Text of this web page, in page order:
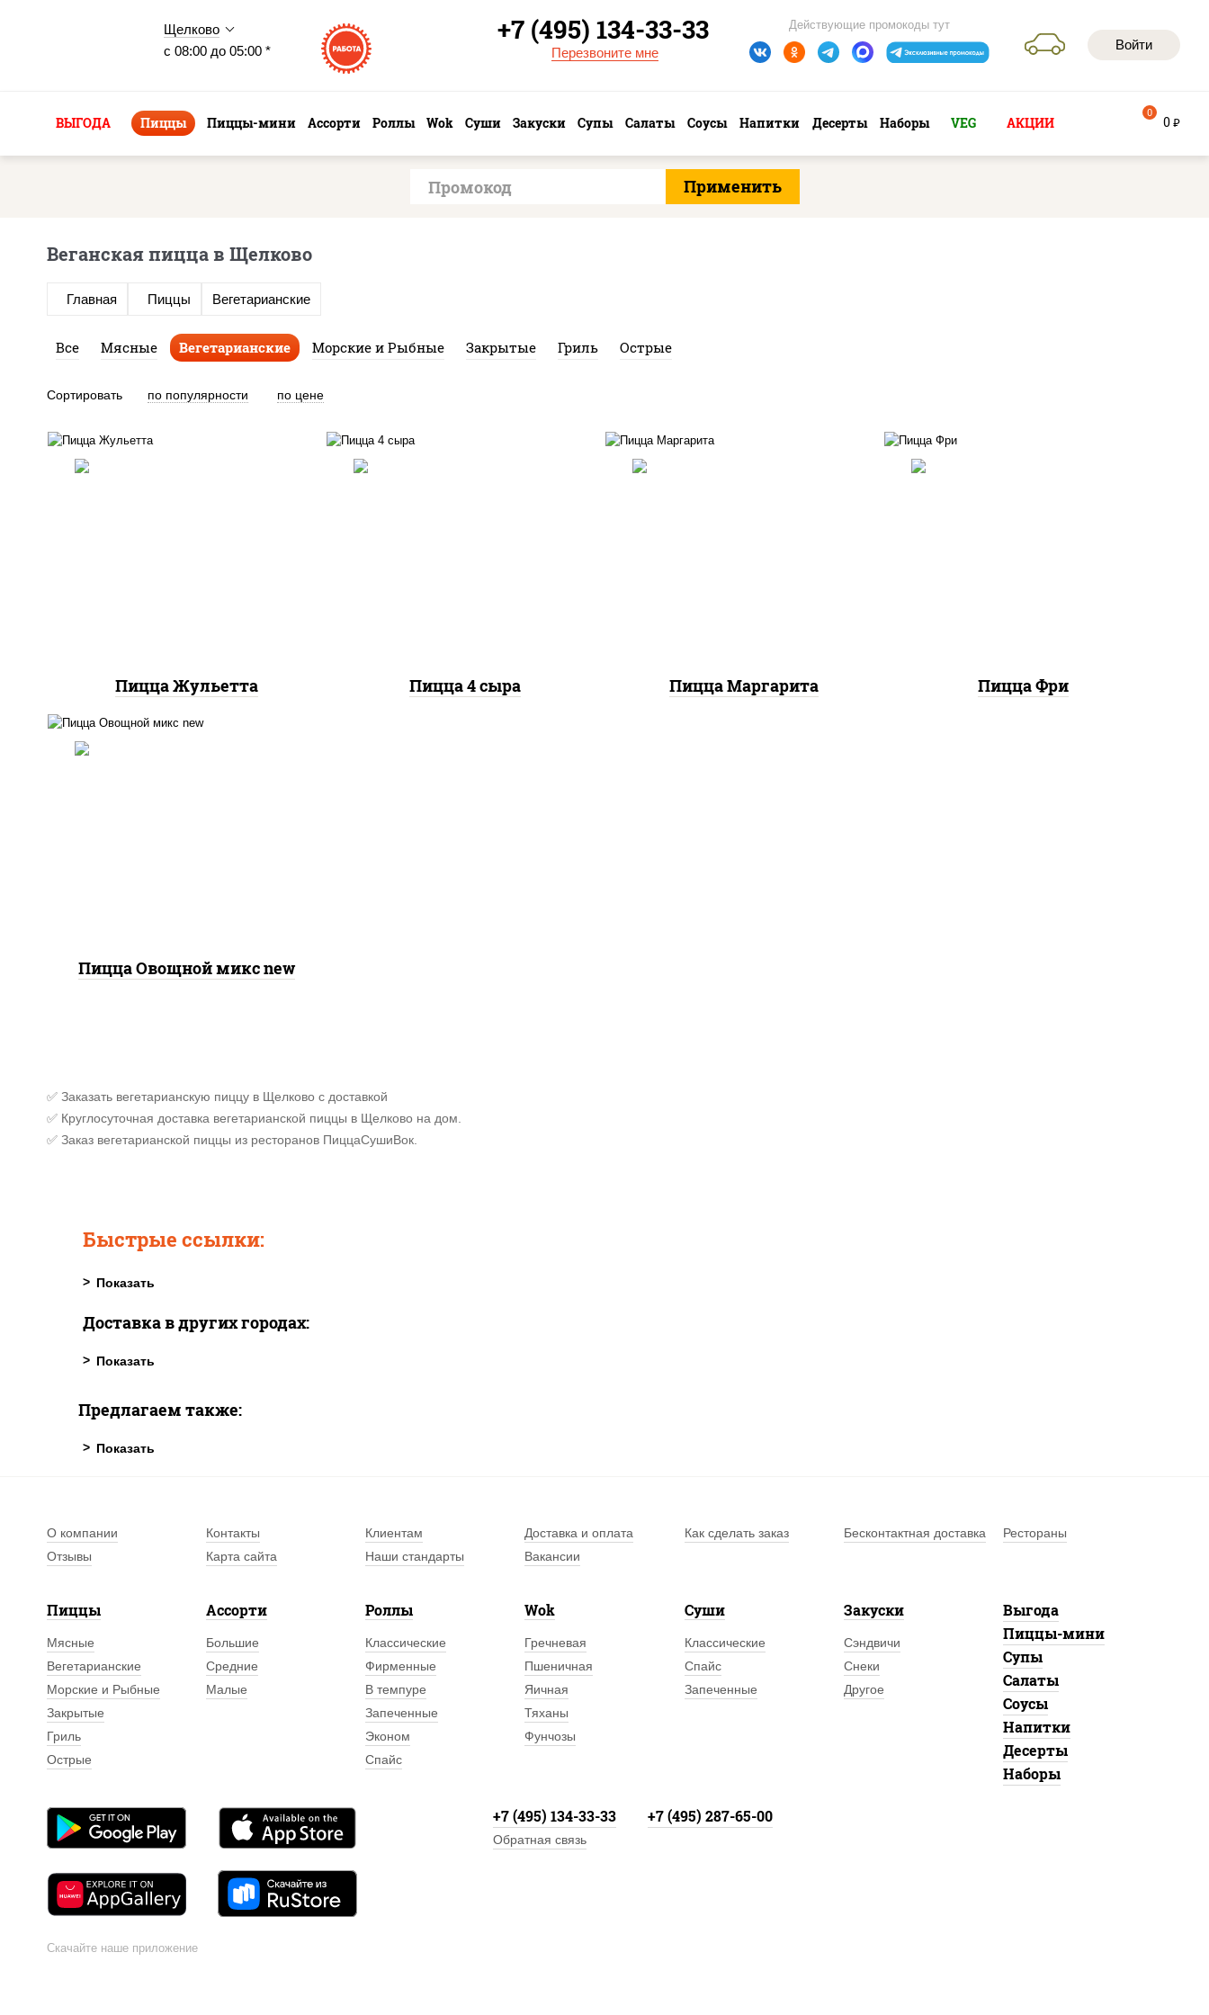
Щелково
с 08:00 до 05:00 *
Войти
Действующие промокоды тут
+7 (495) 134-33-33
Перезвоните мне
ВЫГОДА Пиццы Пиццы-мини Ассорти Роллы Wok Суши Закуски Супы Салаты Соусы Напитки Десерты Наборы VEG АКЦИИ 0 руб
0
Веганская пицца в Щелково
Главная Пиццы Вегетарианские
Все Мясные Вегетарианские Морские и Рыбные Закрытые Гриль Острые
Сортировать по популярности по цене
Пицца Жульетта Пицца 4 сыра Пицца Маргарита Пицца Фри
Пицца Овощной микс new
✅ Заказать вегетарианскую пиццу в Щелково с доставкой
✅ Круглосуточная доставка вегетарианской пиццы в Щелково на дом.
✅ Заказ вегетарианской пиццы из ресторанов ПиццаСушиВок.
Быстрые ссылки:
Доставка в других городах:
Предлагаем также:
О компании Контакты Клиентам Доставка и оплата Как сделать заказ Бесконтактная доставка
Рестораны
Отзывы
Карта сайта Наши стандарты Вакансии
Пиццы
Мясные
Вегетарианские
Морские и Рыбные
Закрытые
Гриль
Острые
Ассорти
Большие
Средние
Малые
Роллы
Классические
Фирменные
В темпуре
Запеченные
Эконом
Спайс
Wok
Гречневая
Пшеничная
Яичная
Тяханы
Фунчозы
Суши
Классические
Спайс
Запеченные
Закуски
Сэндвичи
Снеки
Другое
Выгода
Пиццы-мини
Супы
Салаты
Соусы
Напитки
Десерты
Наборы
Скачайте наше приложение
+7 (495) 134-33-33 +7 (495) 287-65-00
Обратная связь